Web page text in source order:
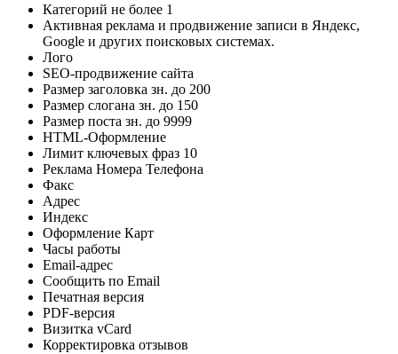
Категорий не более 1
Активная реклама и продвижение записи в Яндекс,
Google и других поисковых системах.
Лого
SEO-продвижение сайта
Размер заголовка зн. до 200
Размер слогана зн. до 150
Размер поста зн. до 9999
HTML-Оформление
Лимит ключевых фраз 10
Реклама Номера Телефона
Факс
Адрес
Индекс
Оформление Карт
Часы работы
Email-адрес
Сообщить по Email
Печатная версия
PDF-версия
Визитка vCard
Корректировка отзывов